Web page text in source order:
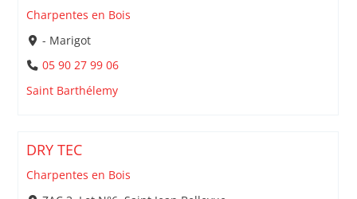
Charpentes en Bois
- Marigot
05 90 27 99 06
Saint Barthélemy
DRY TEC
Charpentes en Bois